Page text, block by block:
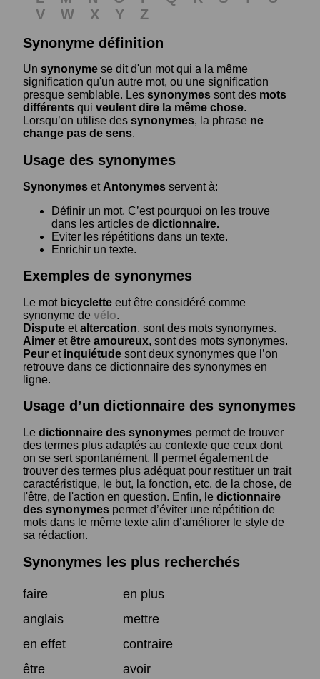
V
W X Y
Z
Synonyme définition
Un synonyme se dit d'un mot qui a la même
signification qu'un autre mot, ou une signification
presque semblable. Les synonymes sont des mots
différents qui veulent dire la même chose.
Lorsqu’on utilise des synonymes, la phrase ne
change pas de sens.
Usage des synonymes
Synonymes et Antonymes servent à:
Définir un mot. C’est pourquoi on les trouve
dans les articles de dictionnaire.
Eviter les répétitions dans un texte.
Enrichir un texte.
Exemples de synonymes
Le mot bicyclette eut être considéré comme
synonyme de vélo.
Dispute etaltercation, sont des mots synonymes.
Aimer etêtre amoureux, sont des mots synonymes.
Peur et inquiétude sont deux synonymes que l’on
retrouve dans ce dictionnaire des synonymes en
ligne.
Usage d’un dictionnaire des synonymes
Le dictionnaire des synonymes permet de trouver
des termes plus adaptés au contexte que ceux dont
on se sert spontanément. Il permet également de
trouver des termes plus adéquat pour restituer un trait
caractéristique, le but, la fonction, etc. de la chose, de
l'être, de l'action en question. Enfin, le dictionnaire
des synonymes permet d’éviter une répétition de
mots dans le même texte afin d’améliorer le style de
sa rédaction.
Synonymes les plus recherchés
faire
en plus
anglais
mettre
en effet
contraire
être
avoir